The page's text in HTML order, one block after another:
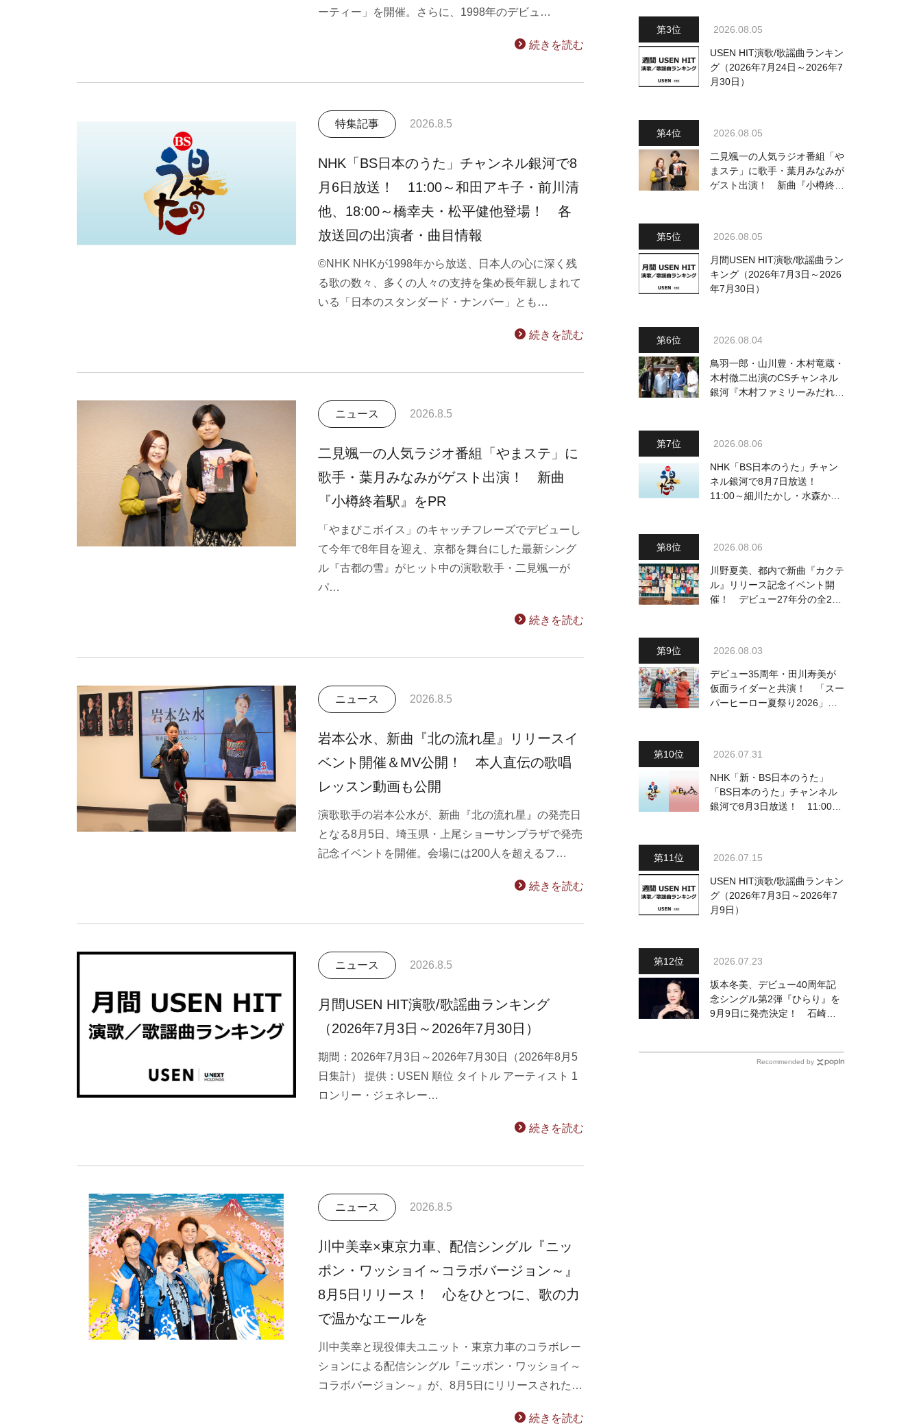
ーティー」を開催。さらに、1998年のデビュ…
続きを読む
特集記事 2026.8.5
NHK「BS日本のうた」チャンネル銀河で8
月6日放送！ 11:00～和田アキ子・前川清
他、18:00～橋幸夫・松平健他登場！ 各
放送回の出演者・曲目情報
©NHK NHKが1998年から放送、日本人の心に深く残
る歌の数々、多くの人々の支持を集め長年親しまれて
いる「日本のスタンダード・ナンバー」とも…
続きを読む
ニュース 2026.8.5
二見颯一の人気ラジオ番組「やまステ」に
歌手・葉月みなみがゲスト出演！ 新曲
『小樽終着駅』をPR
「やまびこボイス」のキャッチフレーズでデビューし
て今年で8年目を迎え、京都を舞台にした最新シング
ル『古都の雪』がヒット中の演歌歌手・二見颯一が
パ…
続きを読む
ニュース 2026.8.5
岩本公水、新曲『北の流れ星』リリースイ
ベント開催＆MV公開！ 本人直伝の歌唱
レッスン動画も公開
演歌歌手の岩本公水が、新曲『北の流れ星』の発売日
となる8月5日、埼玉県・上尾ショーサンプラザで発売
記念イベントを開催。会場には200人を超えるフ…
続きを読む
ニュース 2026.8.5
月間USEN HIT演歌/歌謡曲ランキング
（2026年7月3日～2026年7月30日）
期間：2026年7月3日～2026年7月30日（2026年8月5
日集計） 提供：USEN 順位 タイトル アーティスト 1
ロンリー・ジェネレー…
続きを読む
ニュース 2026.8.5
川中美幸×東京力車、配信シングル『ニッ
ポン・ワッショイ～コラボバージョン～』
8月5日リリース！ 心をひとつに、歌の力
で温かなエールを
川中美幸と現役俥夫ユニット・東京力車のコラボレー
ションによる配信シングル『ニッポン・ワッショイ～
コラボバージョン～』が、8月5日にリリースされた…
続きを読む
2026.08.05
USEN HIT演歌/歌謡曲ランキン
グ（2026年7月24日～2026年7
月30日）
2026.08.05
二見颯一の人気ラジオ番組「や
まステ」に歌手・葉月みなみが
ゲスト出演！ 新曲『小樽終着
2026.08.05
月間USEN HIT演歌/歌謡曲ラン
キング（2026年7月3日～2026
年7月30日）
2026.08.04
鳥羽一郎・山川豊・木村竜蔵・
木村徹二出演のCSチャンネル
銀河『木村ファミリーみだれ旅
2026.08.06
NHK「BS日本のうた」チャン
ネル銀河で8月7日放送！
11:00～細川たかし・水森かお
2026.08.06
川野夏美、都内で新曲『カクテ
ル』リリース記念イベント開
催！ デビュー27年分の全280
2026.08.03
デビュー35周年・田川寿美が
仮面ライダーと共演！ 「スー
パーヒーロー夏祭り2026」で
2026.07.31
NHK「新・BS日本のうた」
「BS日本のうた」チャンネル
銀河で8月3日放送！ 11:00～
各放送回の出演者・曲目情報
2026.07.15
USEN HIT演歌/歌謡曲ランキン
グ（2026年7月3日～2026年7
月9日）
2026.07.23
坂本冬美、デビュー40周年記
念シングル第2弾『ひらり』を
9月9日に発売決定！ 石崎ひ
Recommended by